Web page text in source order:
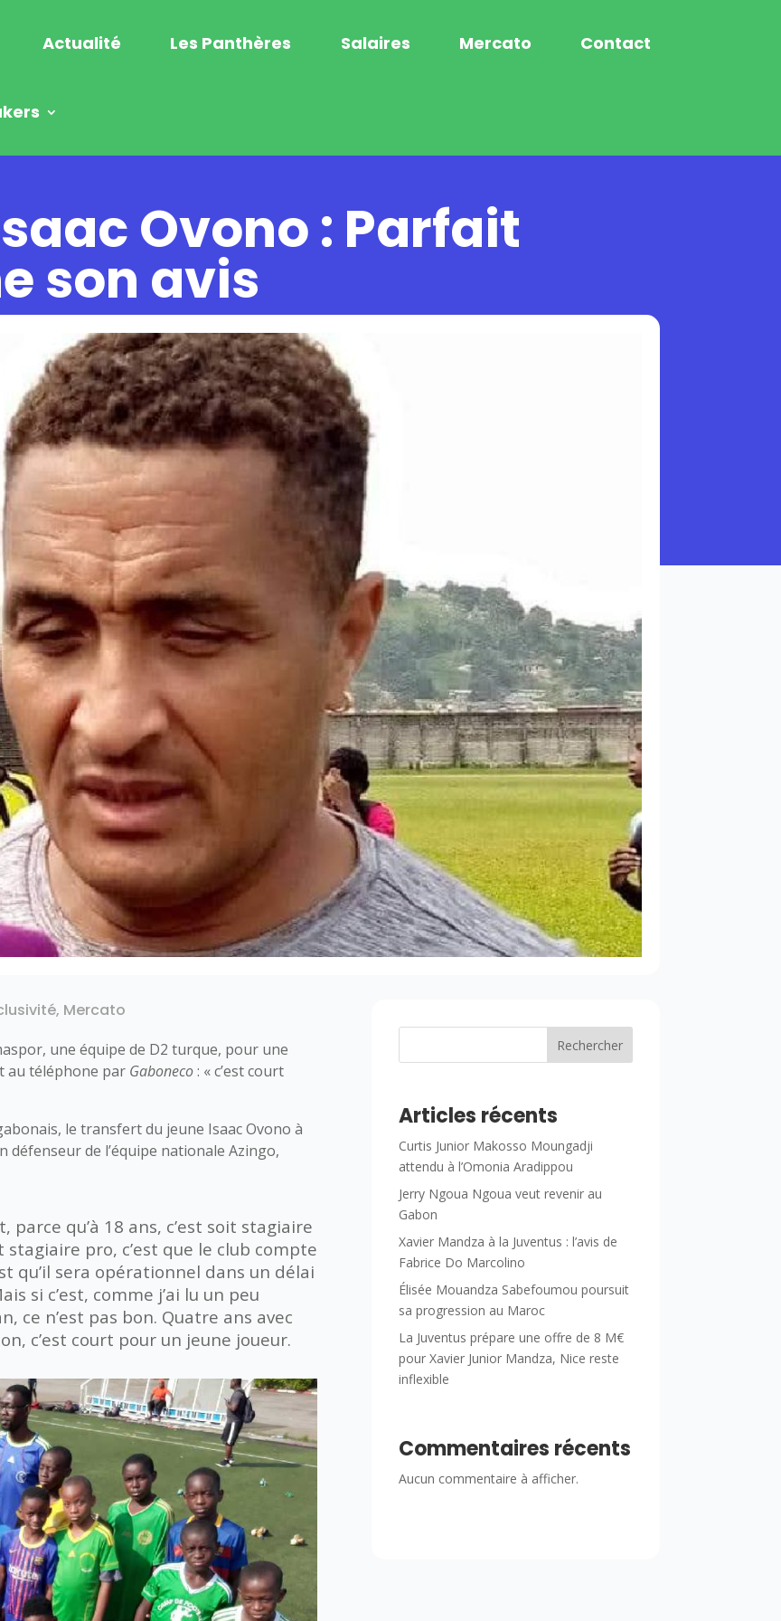
Actualité Les Panthères Salaires Mercato Contact
Ovono : Parfait
son avis
, Mercato
une équipe de D2 turque, pour une
au téléphone par Gaboneco: « c’est court
le transfert du jeune Isaac Ovono à
défenseur de l’équipe nationale Azingo,
qu’à 18 ans, c’est soit stagiaire
pro, c’est que le club compte
qu’il sera opérationnel dans un délai
si c’est, comme j’ai lu un peu
ce n’est pas bon. Quatre ans avec
c’est court pour un jeune joueur.
Rechercher
Articles récents
Curtis Junior Makosso Moungadji
attendu à l’Omonia Aradippou
Jerry Ngoua Ngoua veut revenir au
Gabon
Xavier Mandza à la Juventus : l’avis de
Fabrice Do Marcolino
Élisée Mouandza Sabefoumou poursuit
sa progression au Maroc
La Juventus prépare une offre de 8 M€
pour Xavier Junior Mandza, Nice reste
inflexible
Commentaires récents
Aucun commentaire à afficher.